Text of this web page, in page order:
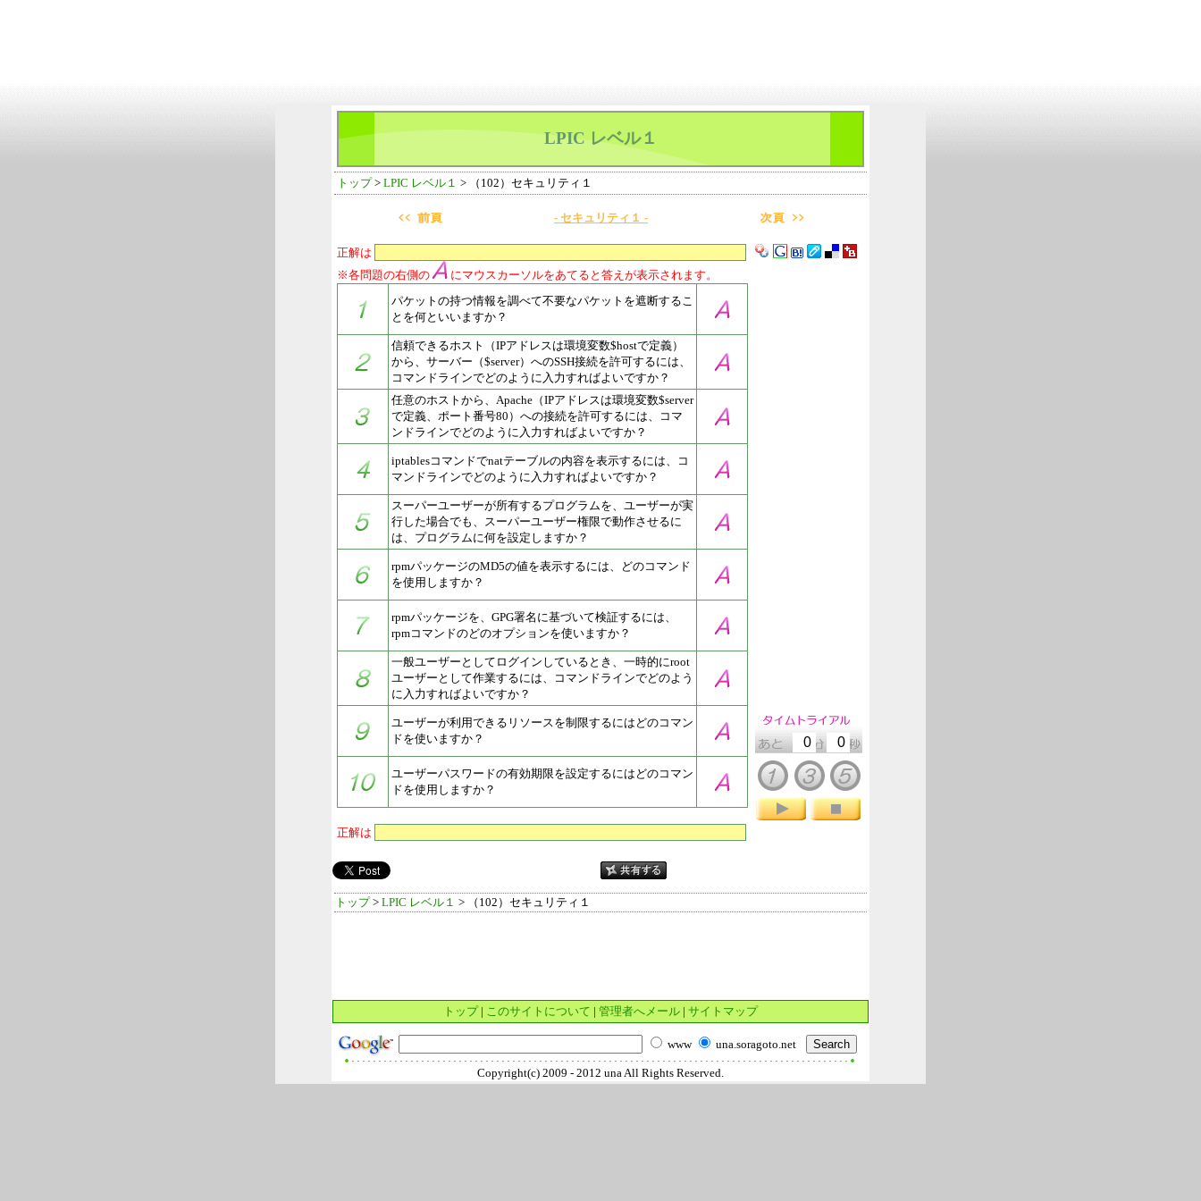
LPIC レベル１
トップ> LPIC レベル１ > （102）セキュリティ１
- セキュリティ１ -
正解は
※各問題の右側の
にマウスカーソルをあてると答えが表示されます。
パケットの持つ情報を調べて不要なパケットを遮断するこ
とを何といいますか？
信頼できるホスト（IPアドレスは環境変数$hostで定義）
から、サーバー（$server）へのSSH接続を許可するには、
コマンドラインでどのように入力すればよいですか？
任意のホストから、Apache（IPアドレスは環境変数$server
で定義、ポート番号80）への接続を許可するには、コマ
ンドラインでどのように入力すればよいですか？
iptablesコマンドでnatテーブルの内容を表示するには、コ
マンドラインでどのように入力すればよいですか？
スーパーユーザーが所有するプログラムを、ユーザーが実
行した場合でも、スーパーユーザー権限で動作させるに
は、プログラムに何を設定しますか？
rpmパッケージのMD5の値を表示するには、どのコマンド
を使用しますか？
rpmパッケージを、GPG署名に基づいて検証するには、
rpmコマンドのどのオプションを使いますか？
一般ユーザーとしてログインしているとき、一時的にroot
ユーザーとして作業するには、コマンドラインでどのよう
に入力すればよいですか？
ユーザーが利用できるリソースを制限するにはどのコマン
ドを使いますか？
ユーザーパスワードの有効期限を設定するにはどのコマン
ドを使用しますか？
正解は
トップ> LPIC レベル１ > （102）セキュリティ１
トップ| このサイトについて | 管理者へメール | サイトマップ
www una.soragoto.net
Copyright(c) 2009 - 2012 una All Rights Reserved.